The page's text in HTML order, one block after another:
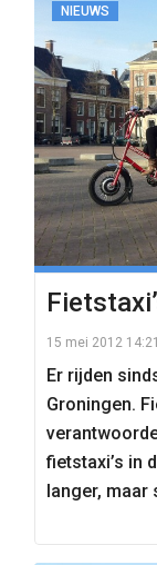
NIEUWS
15 mei 2012 14:21
Er rijden
Groningen.
fietstaxi’s in
langer, maar